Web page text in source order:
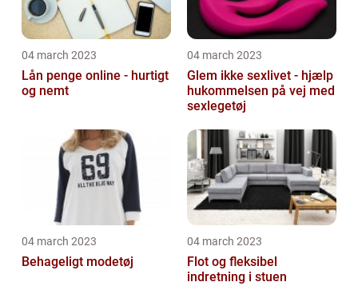
04 march 2023
Lån penge online - hurtigt
og nemt
04 march 2023
Glem ikke sexlivet - hjælp
hukommelsen på vej med
sexlegetøj
04 march 2023
Behageligt modetøj
04 march 2023
Flot og fleksibel
indretning i stuen